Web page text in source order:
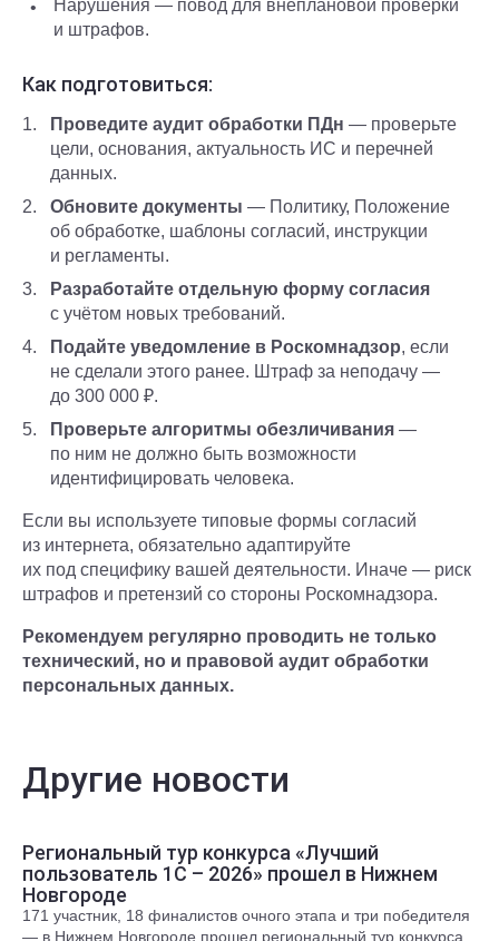
Нарушения — повод для внеплановой проверки
и штрафов.
Как подготовиться:
Проведите аудит обработки ПДн — проверьте
цели, основания, актуальность ИС и перечней
данных.
Обновите документы — Политику, Положение
об обработке, шаблоны согласий, инструкции
и регламенты.
Разработайте отдельную форму согласия
с учётом новых требований.
Подайте уведомление в Роскомнадзор, если
не сделали этого ранее. Штраф за неподачу —
до 300 000 ₽.
Проверьте алгоритмы обезличивания —
по ним не должно быть возможности
идентифицировать человека.
Если вы используете типовые формы согласий
из интернета, обязательно адаптируйте
их под специфику вашей деятельности. Иначе — риск
штрафов и претензий со стороны Роскомнадзора.
Рекомендуем регулярно проводить не только
технический, но и правовой аудит обработки
персональных данных.
Другие новости
Региональный тур конкурса «Лучший
пользователь 1С – 2026» прошел в Нижнем
Новгороде
171 участник, 18 финалистов очного этапа и три победителя
— в Нижнем Новгороде прошел региональный тур конкурса